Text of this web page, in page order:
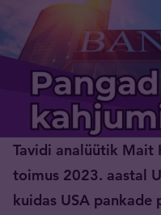
Tavidi analüütik Mait
toimus 2023. aastal
kuidas USA